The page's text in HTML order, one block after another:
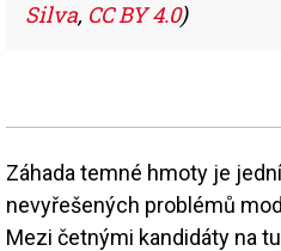
Silva, CC BY 4.0)
Záhada temné hmoty je
nevyřešených problémů
Mezi četnými kandidáty na